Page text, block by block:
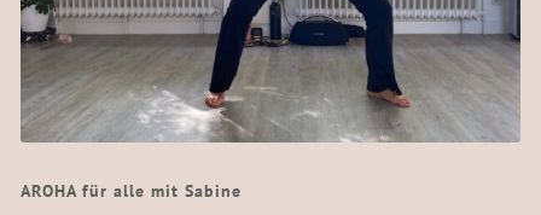
AROHA für alle mit Sabine